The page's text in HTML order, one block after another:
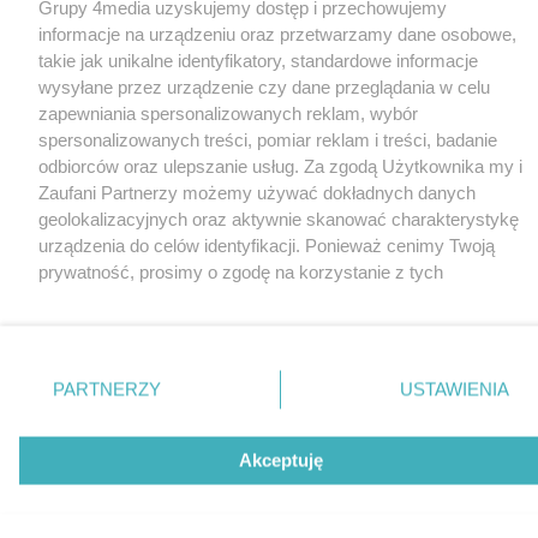
Grupy 4media uzyskujemy dostęp i przechowujemy
informacje na urządzeniu oraz przetwarzamy dane osobowe,
takie jak unikalne identyfikatory, standardowe informacje
wysyłane przez urządzenie czy dane przeglądania w celu
zapewniania spersonalizowanych reklam, wybór
spersonalizowanych treści, pomiar reklam i treści, badanie
odbiorców oraz ulepszanie usług. Za zgodą Użytkownika my i
Zaufani Partnerzy możemy używać dokładnych danych
geolokalizacyjnych oraz aktywnie skanować charakterystykę
urządzenia do celów identyfikacji. Ponieważ cenimy Twoją
prywatność, prosimy o zgodę na korzystanie z tych
. Niektóre rodzaje przetwarzania
danych nie wymagają zgody użytkownika, ale masz prawo
zastosowania tylko na tej witrynie.
PARTNERZY USTAWIENIA
Akceptuję